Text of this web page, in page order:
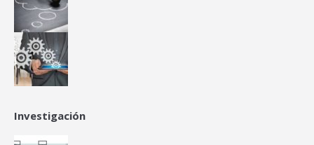
Investigación